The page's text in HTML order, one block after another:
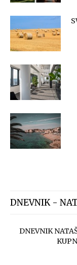
DNEVNIK -
DNEVNIK